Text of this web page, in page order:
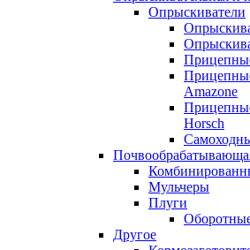
Опрыскиватели
Amazone
Horsch
Мульчеры
Плуги
Другое